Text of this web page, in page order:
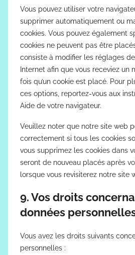
Vous pouvez utiliser votre
supprimer automatiquement ou
cookies. Vous pouvez également
cookies ne peuvent pas être
consiste à modifier les réglages
Internet afin que vous receviez un
fois qu’un cookie est placé. Pour
ces options, reportez-vous aux
Aide de votre navigateur.
Veuillez noter que notre site web
correctement si tous les cookies
vous supprimez les cookies dans
seront de nouveau placés après
lorsque vous revisiterez notre site
9. Vos droits
données
Vous avez les droits suivants
personnelles :